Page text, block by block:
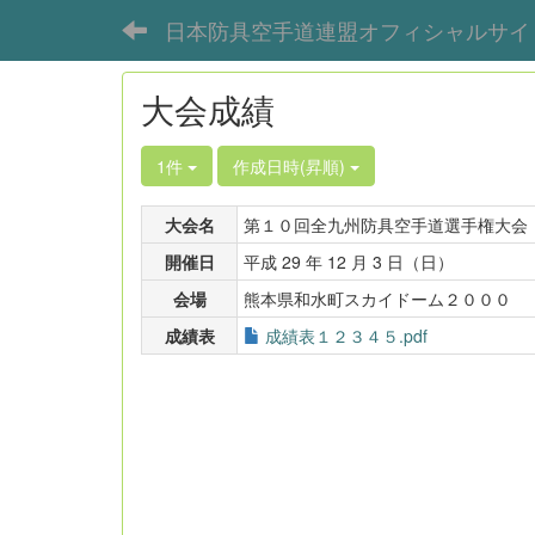
日本防具空手道連盟オフィシャルサイ
大会成績
1件 作成日時(昇順)
大会名
第１０回全九州防具空手道選手権大会
開催日
平成 29 年 12 月 3 日（日）
会場
熊本県和水町スカイドーム２０００
成績表
成績表１２３４５.pdf